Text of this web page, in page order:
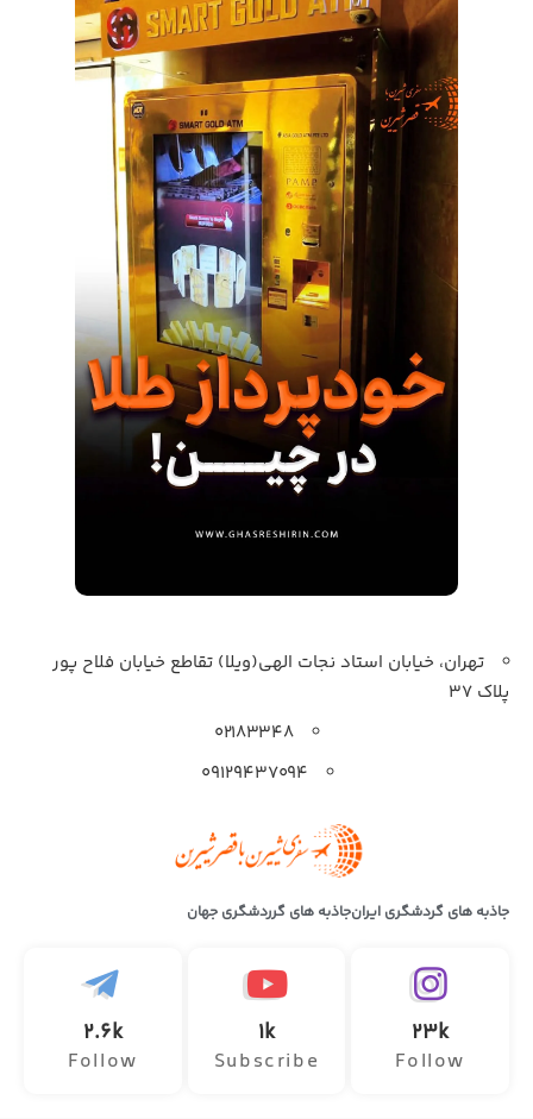
تهران، خیابان استاد نجات الهی(ویلا) تقاطع خیابان فلاح پور
پلاک 37
۰۲۱۸۳۳۴۸
۰۹۱۲۹۴۳۷۰۹۴
جاذبه های گردشگری ایرانجاذبه های گرردشگری جهان
23k
Follow
1k
Subscribe
2.6k
Follow